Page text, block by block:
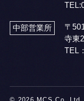
TEL:
中部営業所
〒
寺東
TEL：